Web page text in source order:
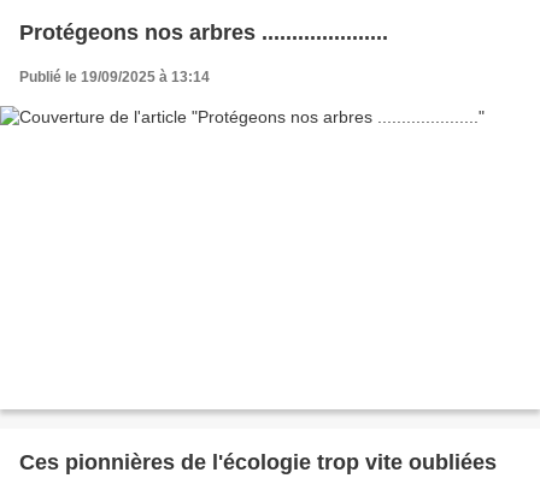
Protégeons nos arbres .....................
Publié le 19/09/2025 à 13:14
Ces pionnières de l'écologie trop vite oubliées